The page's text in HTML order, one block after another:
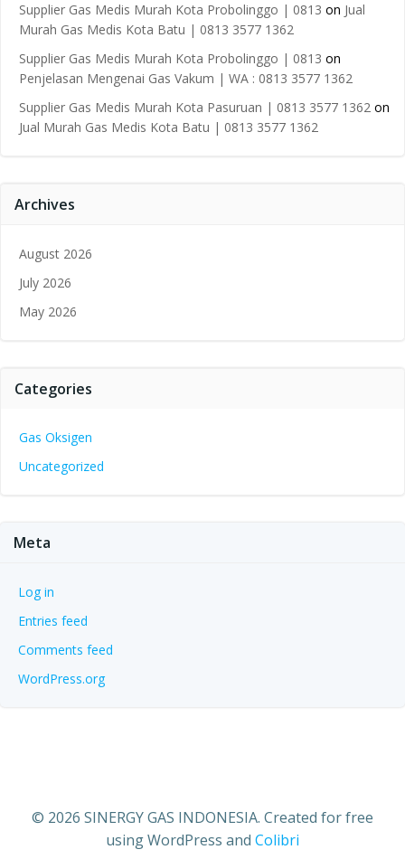
Supplier Gas Medis Murah Kota Probolinggo | 0813 on Jual
Murah Gas Medis Kota Batu | 0813 3577 1362
Supplier Gas Medis Murah Kota Probolinggo | 0813 on
Penjelasan Mengenai Gas Vakum | WA : 0813 3577 1362
Supplier Gas Medis Murah Kota Pasuruan | 0813 3577 1362 on
Jual Murah Gas Medis Kota Batu | 0813 3577 1362
Archives
August 2026
July 2026
May 2026
Categories
Gas Oksigen
Uncategorized
Meta
Log in
Entries feed
Comments feed
WordPress.org
© 2026 SINERGY GAS INDONESIA. Created for free
using WordPress and Colibri